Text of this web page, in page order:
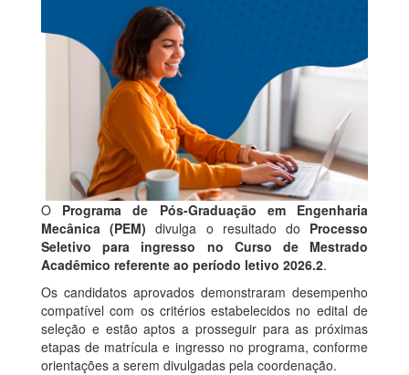
O Programa de Pós-Graduação em Engenharia
Mecânica (PEM) divulga o resultado do Processo
Seletivo para ingresso no Curso de Mestrado
Acadêmico referente ao período letivo 2026.2.
Os candidatos aprovados demonstraram desempenho
compatível com os critérios estabelecidos no edital de
seleção e estão aptos a prosseguir para as próximas
etapas de matrícula e ingresso no programa, conforme
orientações a serem divulgadas pela coordenação.